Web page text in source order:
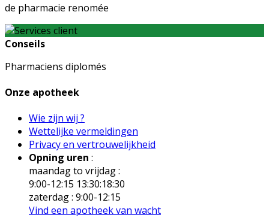
de pharmacie renomée
Conseils
Pharmaciens diplomés
Onze apotheek
Wie zijn wij ?
Wettelijke vermeldingen
Privacy en vertrouwelijkheid
Opning uren :
maandag to vrijdag :
9:00-12:15 13:30:18:30
zaterdag : 9:00-12:15
Vind een apotheek van wacht